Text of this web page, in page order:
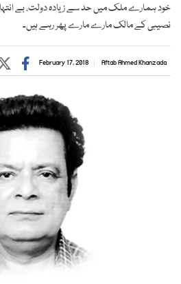
خود ہمارے ملک میں حد سے زیادہ دولت، بے
نصیبی کے مالک مارے مارے پھر رہے ہیں۔
Aftab Ahmed Khanzada
February 17, 2018